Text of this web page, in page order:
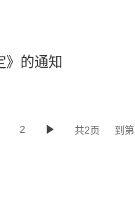
》的通知
2 共2页 到第